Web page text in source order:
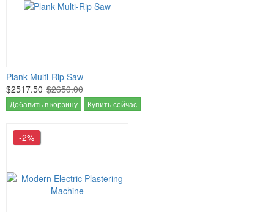
Plank Multi-Rip Saw
$2517.50 $2650.00
Добавить в корзину Купить сейчас
-2%